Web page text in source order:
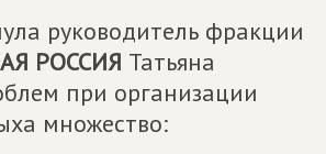
руководитель фракции
РОССИЯ Татьяна
при организации
множество: